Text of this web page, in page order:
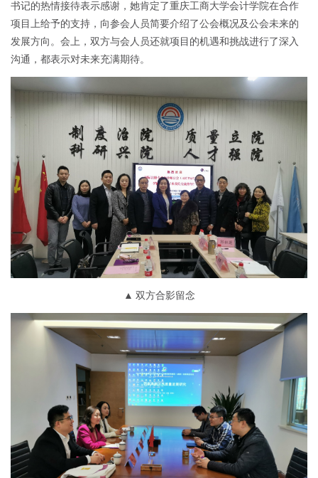
书记的热情接待表示感谢，她肯定了重庆工商大学会计学院在合作
项目上给予的支持，向参会人员简要介绍了公会概况及公会未来的
发展方向。会上，双方与会人员还就项目的机遇和挑战进行了深入
沟通，都表示对未来充满期待。
▲ 双方合影留念